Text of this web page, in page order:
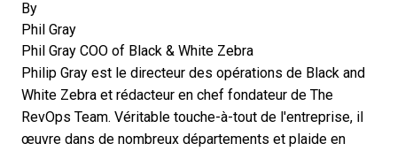
By
Phil Gray
Phil Gray COO of Black & White Zebra
Philip Gray est le directeur des opérations de Black and
White Zebra et rédacteur en chef fondateur de The
RevOps Team. Véritable touche-à-tout de l'entreprise, il
œuvre dans de nombreux départements et plaide en